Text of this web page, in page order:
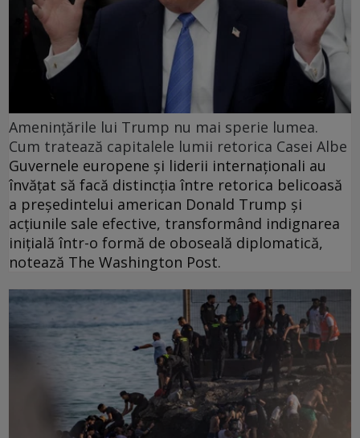
Amenințările lui Trump nu mai sperie lumea.
Cum tratează capitalele lumii retorica Casei Albe
Guvernele europene și liderii internaționali au
învățat să facă distincția între retorica belicoasă
a președintelui american Donald Trump și
acțiunile sale efective, transformând indignarea
inițială într-o formă de oboseală diplomatică,
notează The Washington Post.